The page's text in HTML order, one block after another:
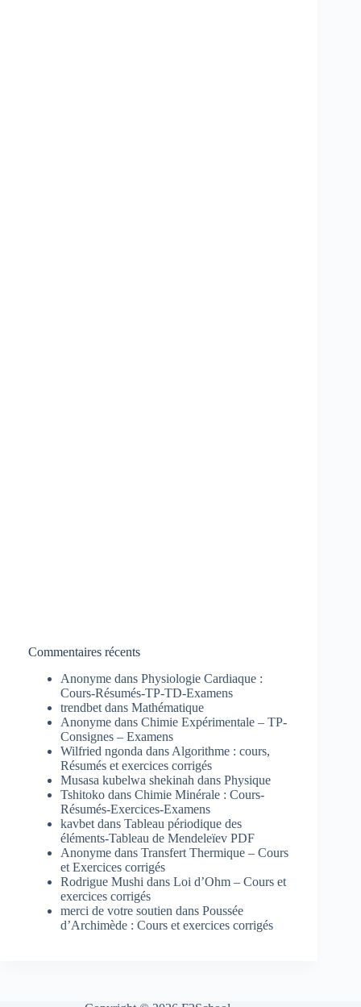
Commentaires récents
Anonyme dans Physiologie Cardiaque :
Cours-Résumés-TP-TD-Examens
trendbet dans Mathématique
Anonyme dans Chimie Expérimentale – TP-
Consignes – Examens
Wilfried ngonda dans Algorithme : cours,
Résumés et exercices corrigés
Musasa kubelwa shekinah dans Physique
Tshitoko dans Chimie Minérale : Cours-
Résumés-Exercices-Examens
kavbet dans Tableau périodique des
éléments-Tableau de Mendeleïev PDF
Anonyme dans Transfert Thermique – Cours
et Exercices corrigés
Rodrigue Mushi dans Loi d’Ohm – Cours et
exercices corrigés
merci de votre soutien dans Poussée
d’Archimède : Cours et exercices corrigés